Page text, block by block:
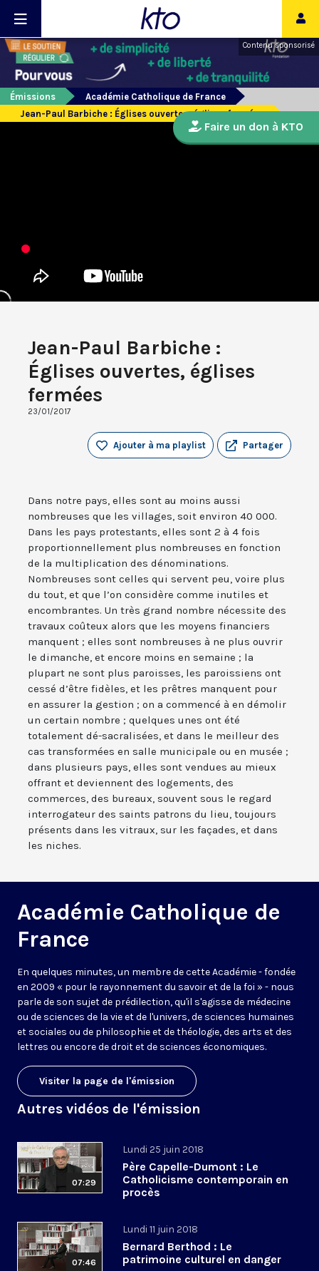
Contenu sponsorisé
Émissions
Académie Catholique de France
Jean-Paul Barbiche : Églises ouvertes, églises fermées
Jean-Paul Barbiche :
Églises ouvertes, églises
fermées
23/01/2017
Partager
Ajouter à ma playlist
Dans notre pays, elles sont au moins aussi
nombreuses que les villages, soit environ 40 000.
Dans les pays protestants, elles sont 2 à 4 fois
proportionnellement plus nombreuses en fonction
de la multiplication des dénominations.
Nombreuses sont celles qui servent peu, voire plus
du tout, et que l’on considère comme inutiles et
encombrantes. Un très grand nombre nécessite des
travaux coûteux alors que les moyens financiers
manquent ; elles sont nombreuses à ne plus ouvrir
le dimanche, et encore moins en semaine ; la
plupart ne sont plus paroisses, les paroissiens ont
cessé d’être fidèles, et les prêtres manquent pour
en assurer la gestion ; on a commencé à en démolir
un certain nombre ; quelques unes ont été
totalement dé-sacralisées, et dans le meilleur des
cas transformées en salle municipale ou en musée ;
dans plusieurs pays, elles sont vendues au mieux
offrant et deviennent des logements, des
commerces, des bureaux, souvent sous le regard
interrogateur des saints patrons du lieu, toujours
présents dans les vitraux, sur les façades, et dans
les niches.
Académie Catholique de
France
En quelques minutes, un membre de cette Académie - fondée
en 2009 « pour le rayonnement du savoir et de la foi » - nous
parle de son sujet de prédilection, qu'il s'agisse de médecine
ou de sciences de la vie et de l'univers, de sciences humaines
et sociales ou de philosophie et de théologie, des arts et des
lettres ou encore de droit et de sciences économiques.
Visiter la page de l'émission
Autres vidéos de l'émission
07:29
Lundi 25 juin 2018
Père Capelle-Dumont : Le
Catholicisme contemporain en
procès
07:46
Lundi 11 juin 2018
Bernard Berthod : Le
patrimoine culturel en danger
Faire un don à KTO